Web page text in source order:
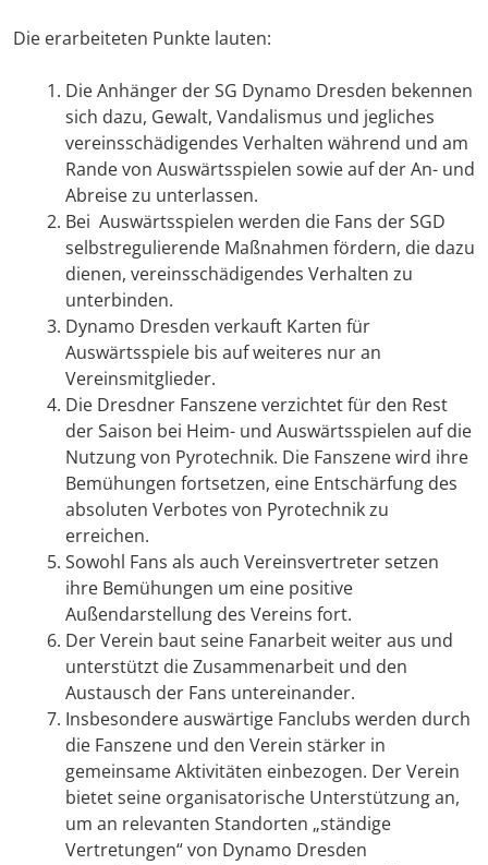
Die erarbeiteten Punkte lauten:
Die Anhänger der SG Dynamo Dresden bekennen
sich dazu, Gewalt, Vandalismus und jegliches
vereinsschädigendes Verhalten während und am
Rande von Auswärtsspielen sowie auf der An- und
Abreise zu unterlassen.
Bei Auswärtsspielen werden die Fans der SGD
selbstregulierende Maßnahmen fördern, die dazu
dienen, vereinsschädigendes Verhalten zu
unterbinden.
Dynamo Dresden verkauft Karten für
Auswärtsspiele bis auf weiteres nur an
Vereinsmitglieder.
Die Dresdner Fanszene verzichtet für den Rest
der Saison bei Heim- und Auswärtsspielen auf die
Nutzung von Pyrotechnik. Die Fanszene wird ihre
Bemühungen fortsetzen, eine Entschärfung des
absoluten Verbotes von Pyrotechnik zu
erreichen.
Sowohl Fans als auch Vereinsvertreter setzen
ihre Bemühungen um eine positive
Außendarstellung des Vereins fort.
Der Verein baut seine Fanarbeit weiter aus und
unterstützt die Zusammenarbeit und den
Austausch der Fans untereinander.
Insbesondere auswärtige Fanclubs werden durch
die Fanszene und den Verein stärker in
gemeinsame Aktivitäten einbezogen. Der Verein
bietet seine organisatorische Unterstützung an,
um an relevanten Standorten „ständige
Vertretungen“ von Dynamo Dresden